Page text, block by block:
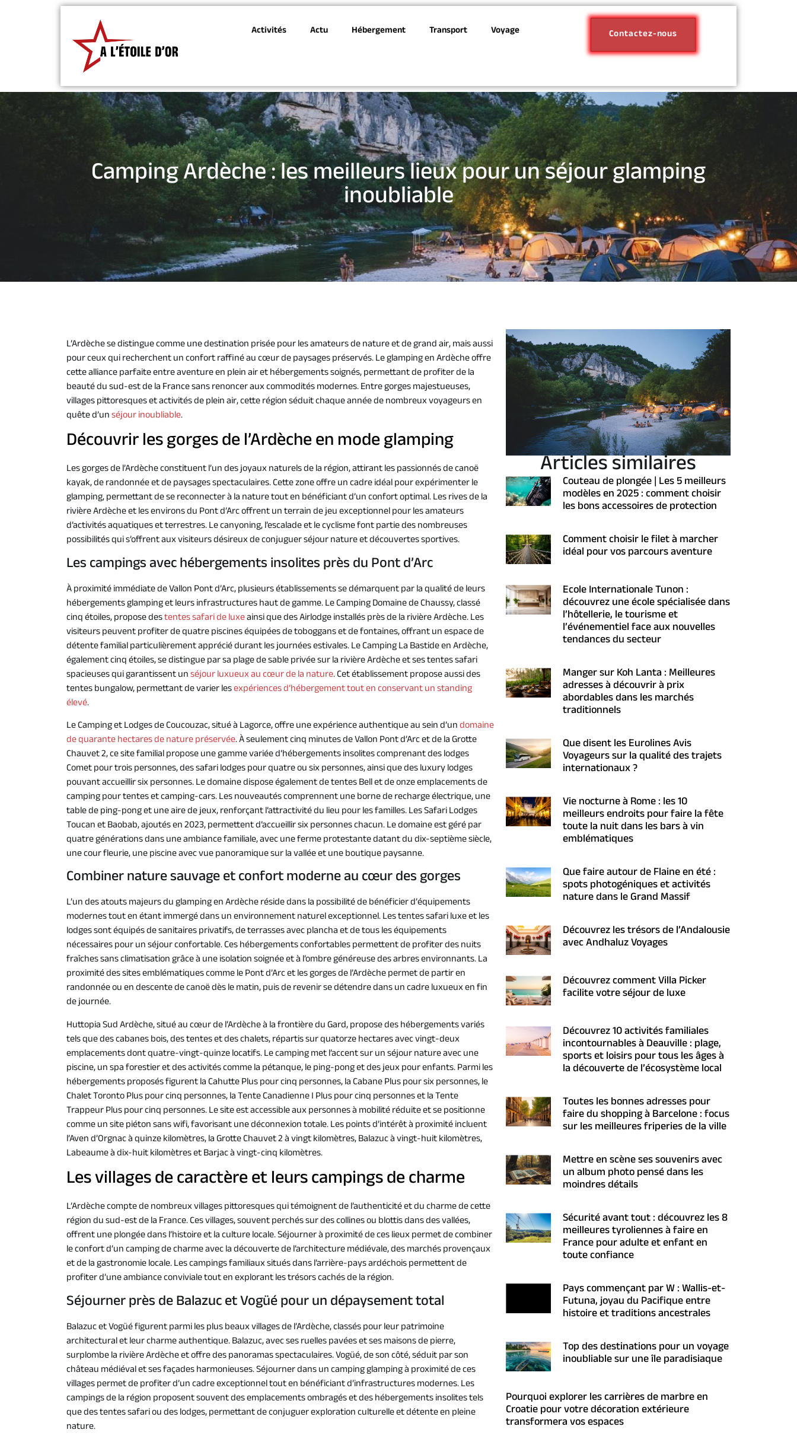
Activités Actu Hébergement Transport Voyage Contactez-nous
Camping Ardèche : les meilleurs lieux pour un séjour glamping
inoubliable
L’Ardèche se distingue comme une destination prisée pour les amateurs de nature et de grand air, mais aussi
pour ceux qui recherchent un confort raffiné au cœur de paysages préservés. Le glamping en Ardèche offre
cette alliance parfaite entre aventure en plein air et hébergements soignés, permettant de profiter de la
beauté du sud-est de la France sans renoncer aux commodités modernes. Entre gorges majestueuses,
villages pittoresques et activités de plein air, cette région séduit chaque année de nombreux voyageurs en
quête d’unséjour inoubliable.
Découvrir les gorges de l’Ardèche en mode glamping
Les gorges de l’Ardèche constituent l’un des joyaux naturels de la région, attirant les passionnés de canoë
kayak, de randonnée et de paysages spectaculaires. Cette zone offre un cadre idéal pour expérimenter le
glamping, permettant de se reconnecter à la nature tout en bénéficiant d’un confort optimal. Les rives de la
rivière Ardèche et les environs du Pont d’Arc offrent un terrain de jeu exceptionnel pour les amateurs
d’activités aquatiques et terrestres. Le canyoning, l’escalade et le cyclisme font partie des nombreuses
possibilités qui s’offrent aux visiteurs désireux de conjuguer séjour nature et découvertes sportives.
Les campings avec hébergements insolites près du Pont d’Arc
À proximité immédiate de Vallon Pont d’Arc, plusieurs établissements se démarquent par la qualité de leurs
hébergements glamping et leurs infrastructures haut de gamme. Le Camping Domaine de Chaussy, classé
cinq étoiles, propose destentes safari de luxeainsi que des Airlodge installés près de la rivière Ardèche. Les
visiteurs peuvent profiter de quatre piscines équipées de toboggans et de fontaines, offrant un espace de
détente familial particulièrement apprécié durant les journées estivales. Le Camping La Bastide en Ardèche,
également cinq étoiles, se distingue par sa plage de sable privée sur la rivière Ardèche et ses tentes safari
spacieuses qui garantissent unséjour luxueux au cœur de la nature. Cet établissement propose aussi des
tentes bungalow, permettant de varier lesexpériences d’hébergement tout en conservant un standing
élevé.
Le Camping et Lodges de Coucouzac, situé à Lagorce, offre une expérience authentique au sein d’undomaine
de quarante hectares de nature préservée. À seulement cinq minutes de Vallon Pont d’Arc et de la Grotte
Chauvet 2, ce site familial propose une gamme variée d’hébergements insolites comprenant des lodges
Comet pour trois personnes, des safari lodges pour quatre ou six personnes, ainsi que des luxury lodges
pouvant accueillir six personnes. Le domaine dispose également de tentes Bell et de onze emplacements de
camping pour tentes et camping-cars. Les nouveautés comprennent une borne de recharge électrique, une
table de ping-pong et une aire de jeux, renforçant l’attractivité du lieu pour les familles. Les Safari Lodges
Toucan et Baobab, ajoutés en 2023, permettent d’accueillir six personnes chacun. Le domaine est géré par
quatre générations dans une ambiance familiale, avec une ferme protestante datant du dix-septième siècle,
une cour fleurie, une piscine avec vue panoramique sur la vallée et une boutique paysanne.
Combiner nature sauvage et confort moderne au cœur des gorges
L’un des atouts majeurs du glamping en Ardèche réside dans la possibilité de bénéficier d’équipements
modernes tout en étant immergé dans un environnement naturel exceptionnel. Les tentes safari luxe et les
lodges sont équipés de sanitaires privatifs, de terrasses avec plancha et de tous les équipements
nécessaires pour un séjour confortable. Ces hébergements confortables permettent de profiter des nuits
fraîches sans climatisation grâce à une isolation soignée et à l’ombre généreuse des arbres environnants. La
proximité des sites emblématiques comme le Pont d’Arc et les gorges de l’Ardèche permet de partir en
randonnée ou en descente de canoë dès le matin, puis de revenir se détendre dans un cadre luxueux en fin
de journée.
Huttopia Sud Ardèche, situé au cœur de l’Ardèche à la frontière du Gard, propose des hébergements variés
tels que des cabanes bois, des tentes et des chalets, répartis sur quatorze hectares avec vingt-deux
emplacements dont quatre-vingt-quinze locatifs. Le camping met l’accent sur un séjour nature avec une
piscine, un spa forestier et des activités comme la pétanque, le ping-pong et des jeux pour enfants. Parmi les
hébergements proposés figurent la Cahutte Plus pour cinq personnes, la Cabane Plus pour six personnes, le
Chalet Toronto Plus pour cinq personnes, la Tente Canadienne I Plus pour cinq personnes et la Tente
Trappeur Plus pour cinq personnes. Le site est accessible aux personnes à mobilité réduite et se positionne
comme un site piéton sans wifi, favorisant une déconnexion totale. Les points d’intérêt à proximité incluent
l’Aven d’Orgnac à quinze kilomètres, la Grotte Chauvet 2 à vingt kilomètres, Balazuc à vingt-huit kilomètres,
Labeaume à dix-huit kilomètres et Barjac à vingt-cinq kilomètres.
Les villages de caractère et leurs campings de charme
L’Ardèche compte de nombreux villages pittoresques qui témoignent de l’authenticité et du charme de cette
région du sud-est de la France. Ces villages, souvent perchés sur des collines ou blottis dans des vallées,
offrent une plongée dans l’histoire et la culture locale. Séjourner à proximité de ces lieux permet de combiner
le confort d’un camping de charme avec la découverte de l’architecture médiévale, des marchés provençaux
et de la gastronomie locale. Les campings familiaux situés dans l’arrière-pays ardéchois permettent de
profiter d’une ambiance conviviale tout en explorant les trésors cachés de la région.
Séjourner près de Balazuc et Vogüé pour un dépaysement total
Balazuc et Vogüé figurent parmi les plus beaux villages de l’Ardèche, classés pour leur patrimoine
architectural et leur charme authentique. Balazuc, avec ses ruelles pavées et ses maisons de pierre,
surplombe la rivière Ardèche et offre des panoramas spectaculaires. Vogüé, de son côté, séduit par son
château médiéval et ses façades harmonieuses. Séjourner dans un camping glamping à proximité de ces
villages permet de profiter d’un cadre exceptionnel tout en bénéficiant d’infrastructures modernes. Les
campings de la région proposent souvent des emplacements ombragés et des hébergements insolites tels
que des tentes safari ou des lodges, permettant de conjuguer exploration culturelle et détente en pleine
nature.
Articles similaires
Couteau de plongée | Les 5 meilleurs
modèles en 2025 : comment choisir
les bons accessoires de protection
Comment choisir le filet à marcher
idéal pour vos parcours aventure
Ecole Internationale Tunon :
découvrez une école spécialisée dans
l’hôtellerie, le tourisme et
l’événementiel face aux nouvelles
tendances du secteur
Manger sur Koh Lanta : Meilleures
adresses à découvrir à prix
abordables dans les marchés
traditionnels
Que disent les Eurolines Avis
Voyageurs sur la qualité des trajets
internationaux ?
Vie nocturne à Rome : les 10
meilleurs endroits pour faire la fête
toute la nuit dans les bars à vin
emblématiques
Que faire autour de Flaine en été :
spots photogéniques et activités
nature dans le Grand Massif
Découvrez les trésors de l’Andalousie
avec Andhaluz Voyages
Découvrez comment Villa Picker
facilite votre séjour de luxe
Découvrez 10 activités familiales
incontournables à Deauville : plage,
sports et loisirs pour tous les âges à
la découverte de l’écosystème local
Toutes les bonnes adresses pour
faire du shopping à Barcelone : focus
sur les meilleures friperies de la ville
Mettre en scène ses souvenirs avec
un album photo pensé dans les
moindres détails
Sécurité avant tout : découvrez les 8
meilleures tyroliennes à faire en
France pour adulte et enfant en
toute confiance
Pays commençant par W : Wallis-et-
Futuna, joyau du Pacifique entre
histoire et traditions ancestrales
Top des destinations pour un voyage
inoubliable sur une île paradisiaque
Pourquoi explorer les carrières de marbre en
Croatie pour votre décoration extérieure
transformera vos espaces